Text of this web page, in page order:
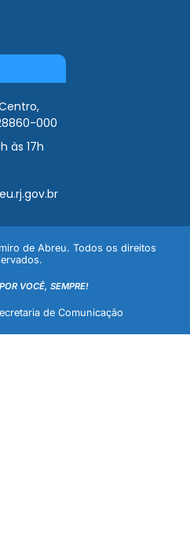
000
às 17h
de Abreu. Todos os direitos
VOCÊ, SEMPRE!
de Comunicação